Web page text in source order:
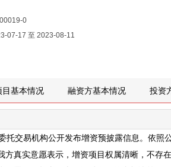
0
07-17 至 2023-08-11
目基本情况 融资方基本情况 投资
托交易机构公开发布增资预披露信息。依照
方真实意愿表示，增资项目权属清晰，不存